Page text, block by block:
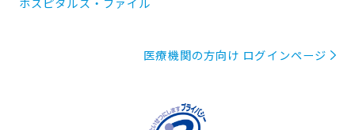
医療機関の方向け ログインページ